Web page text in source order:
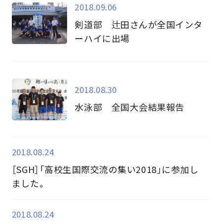
2018.09.06
剣道部 辻田さんが全国インタ
ーハイに出場
2018.08.30
水泳部 全国大会結果報告
2018.08.24
［SGH］「高校生国際交流の集い2018」に参加し
ました。
2018.08.24